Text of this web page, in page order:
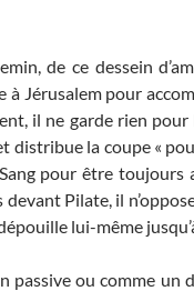
de ce dessein
Jérusalem pour
il ne garde rien pour
distribue la coupe «
pour être toujours
Pilate, il
lui-même
passive ou comme un